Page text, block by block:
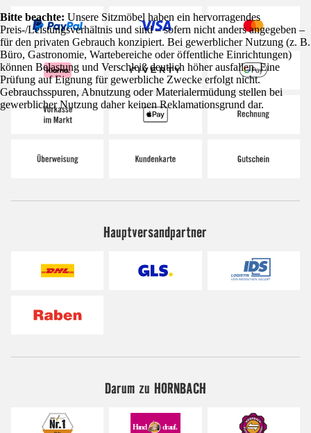
Bitte beachte: Unsere Sitzmöbel haben ein hervorragendes
Preis-/Leistungsverhältnis und sind – sofern nicht anders angegeben –
für den privaten Gebrauch konzipiert. Bei gewerblicher Nutzung (z. B.
Büro, Gastronomie, Wartebereiche oder öffentliche Einrichtungen)
können Belastung und Verschleiß deutlich höher ausfallen. Eine
Prüfung auf Eignung für gewerbliche Zwecke erfolgt nicht.
Gebrauchsspuren, Abnutzung oder Materialermüdung stellen bei
gewerblicher Nutzung daher keinen Reklamationsgrund dar.
Hauptversandpartner
Darum zu HORNBACH